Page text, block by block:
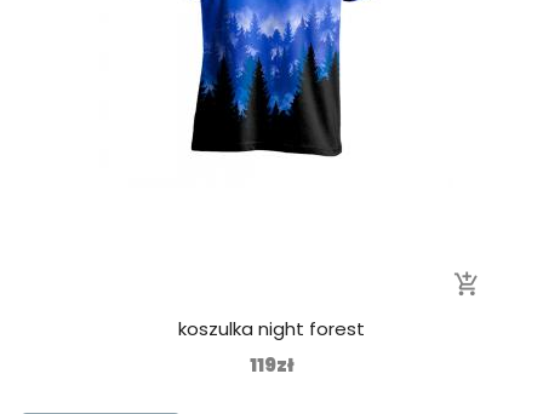
add_shopping_cart
koszulka night forest
119zł